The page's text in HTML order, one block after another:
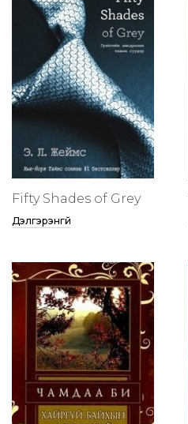
Fifty Shades of Grey
Дэлгэрэнгүй